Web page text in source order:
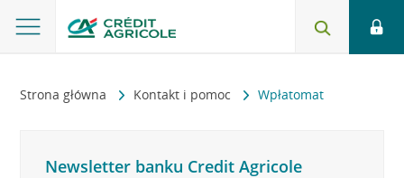
Strona główna Kontakt i pomoc Wpłatomat
Newsletter banku Credit Agricole